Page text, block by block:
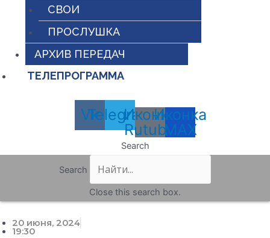
СВОИ
ПРОСЛУШКА
АРХИВ ПЕРЕДАЧ
ТЕЛЕПРОГРАММА
Vk
Telegram
Иконка
Rutube
Иконка
MAX
Search
Search
Close this search box.
20 июня, 2024
19:30